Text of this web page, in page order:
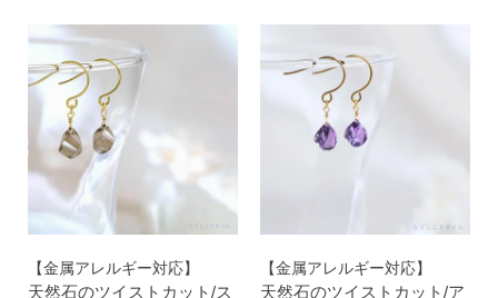
SNS 時々更新中です。
フォローしてみてください。
ピアスの通販ショップ
ようこそ！！なでしこスタイルへ！
【金属アレルギー対応】
天然石のツイストカット/ス
【金属アレルギー対応】
天然石のツイストカット/ア